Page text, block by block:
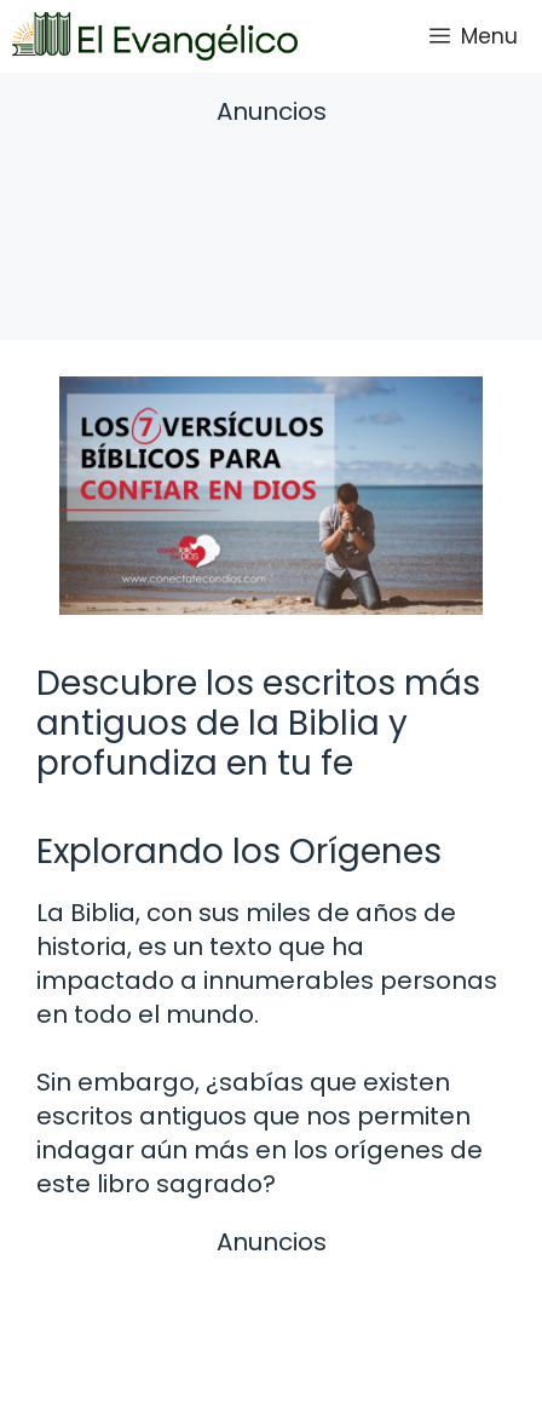
Saltar
al
Menu
Anuncios
Descubre los escritos más
antiguos de la Biblia y
profundiza en tu fe
Explorando los Orígenes
La Biblia, con sus miles de años de
historia, es un texto que ha
impactado a innumerables personas
en todo el mundo.
Sin embargo, ¿sabías que existen
escritos antiguos que nos permiten
indagar aún más en los orígenes de
este libro sagrado?
Anuncios